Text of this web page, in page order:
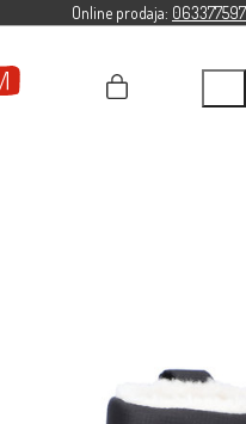
Online prodaja: 063377597